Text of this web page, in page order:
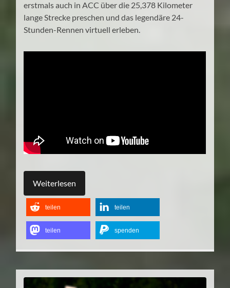
erstmals auch in ACC über die 25,378 Kilometer
lange Strecke preschen und das legendäre 24-
Stunden-Rennen virtuell erleben.
Weiterlesen
teilen teilen
teilen spenden